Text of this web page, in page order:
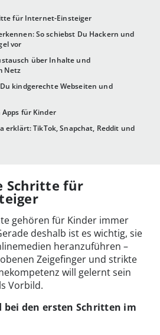
für Internet-Einsteiger
So schiebst Du Hackern und
vor
über Inhalte und
Netz
kindgerechte Webseiten und
Apps für Kinder
erklärt: TikTok, Snapchat, Reddit und
Schritte für
gehören für Kinder immer
deshalb ist es wichtig, sie
heranzuführen –
Zeigefinger und strikte
will gelernt sein
Vorbild.
bei den ersten Schritten im